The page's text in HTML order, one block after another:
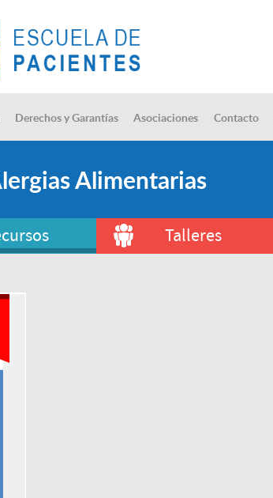
Derechos y Garantías Asociaciones Contacto
Alimentarias
Talleres